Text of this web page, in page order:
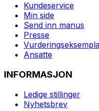
Kundeservice
Min side
Send inn manus
Presse
Ansatte
INFORMASJON
Ledige stillinger
Nyhetsbrev